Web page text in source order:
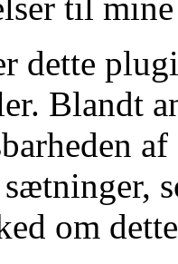
dette
Blandt
sætninger,
om